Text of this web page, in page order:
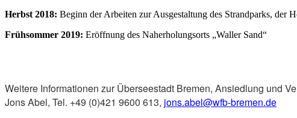
Herbst 2018: Beginn der Arbeiten zur Ausgestaltung des Strandparks, der
Frühsommer 2019: Eröffnung des Naherholungsorts „Waller Sand“
Weitere Informationen zur Überseestadt Bremen, Ansiedlung und
Jons Abel, Tel. +49 (0)421 9600 613, jons.abel@wfb-bremen.de